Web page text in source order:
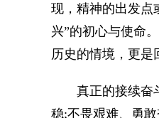
现，精神的出发点
兴”的初心与使命
历史的情境，更是
真正的接续奋斗
稳;不畏艰难、勇